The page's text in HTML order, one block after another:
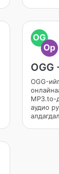
OG
Op
OGG
OGG-
MP3.to-
аудио